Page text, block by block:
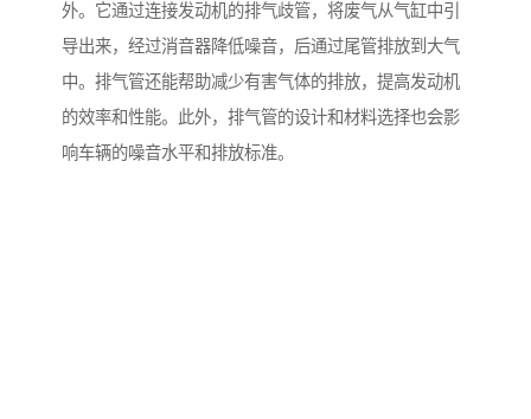
外。它通过连接发动机的排气歧管，将废气从气缸中引
导出来，经过消音器降低噪音，后通过尾管排放到大气
中。排气管还能帮助减少有害气体的排放，提高发动机
的效率和性能。此外，排气管的设计和材料选择也会影
响车辆的噪音水平和排放标准。